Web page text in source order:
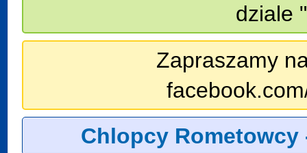
dziale
Zapraszamy
Chlopcy Rometowcy